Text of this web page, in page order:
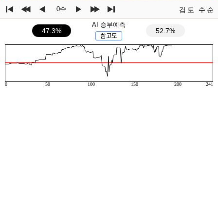
0수 검토 수순
47.3%
AI 승부예측
52.7%